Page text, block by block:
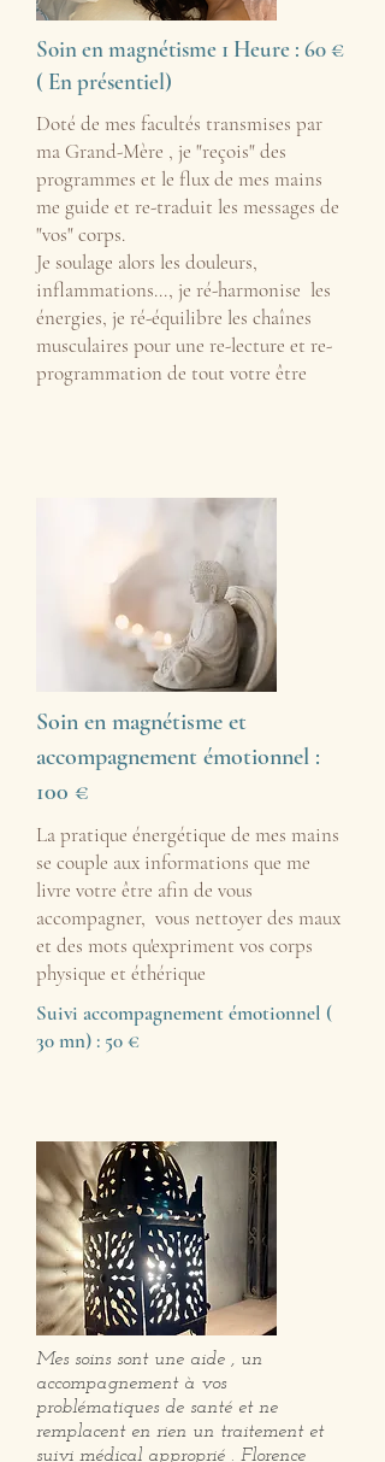
Soin en magnétisme 1 Heure : 60 €
( En présentiel)
Doté de mes facultés transmises par
ma Grand-Mère , je "reçois" des
programmes et le flux de mes mains
me guide et re-traduit les messages de
"vos" corps.
Je soulage alors les douleurs,
inflammations..., je ré-harmonise les
énergies, je ré-équilibre les chaînes
musculaires pour une re-lecture et re-
programmation de tout votre être
Soin en magnétisme et
accompagnement émotionnel :
100 €
La pratique énergétique de mes mains
se couple aux informations que me
livre votre être afin de vous
accompagner, vous nettoyer des maux
et des mots qu'expriment vos corps
physique et éthérique
Suivi accompagnement émotionnel (
30 mn) : 50 €
Mes soins sont une aide , un
accompagnement à vos
problématiques de santé et ne
remplacent en rien un traitement et
suivi médical approprié . Florence